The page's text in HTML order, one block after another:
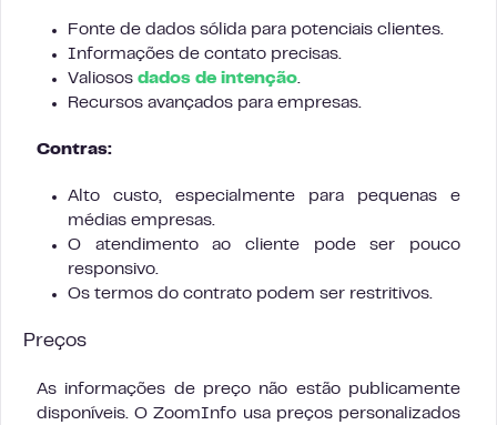
Fonte de dados sólida para potenciais clientes.
Informações de contato precisas.
Valiosos dados de intenção.
Recursos avançados para empresas.
Contras:
Alto custo, especialmente para pequenas e
médias empresas.
O atendimento ao cliente pode ser pouco
responsivo.
Os termos do contrato podem ser restritivos.
Preços
As informações de preço não estão publicamente
disponíveis. O ZoomInfo usa preços personalizados